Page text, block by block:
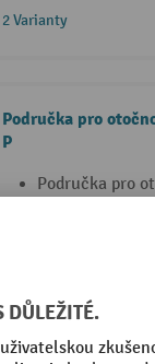
2 Varianty
Područka pro
P
Područka pro
Materiály: